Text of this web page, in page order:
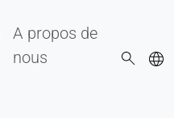
A propos de
nous